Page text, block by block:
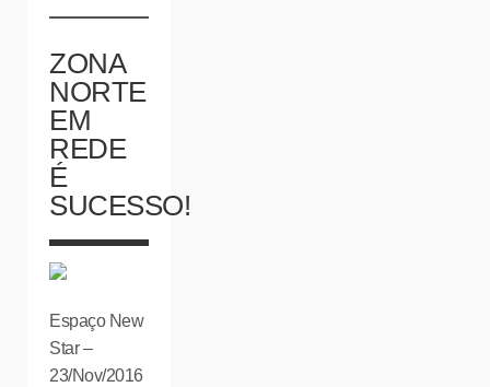
ZONA
NORTE
EM
REDE
É
SUCESSO!
Espaço New
Star –
23/Nov/2016